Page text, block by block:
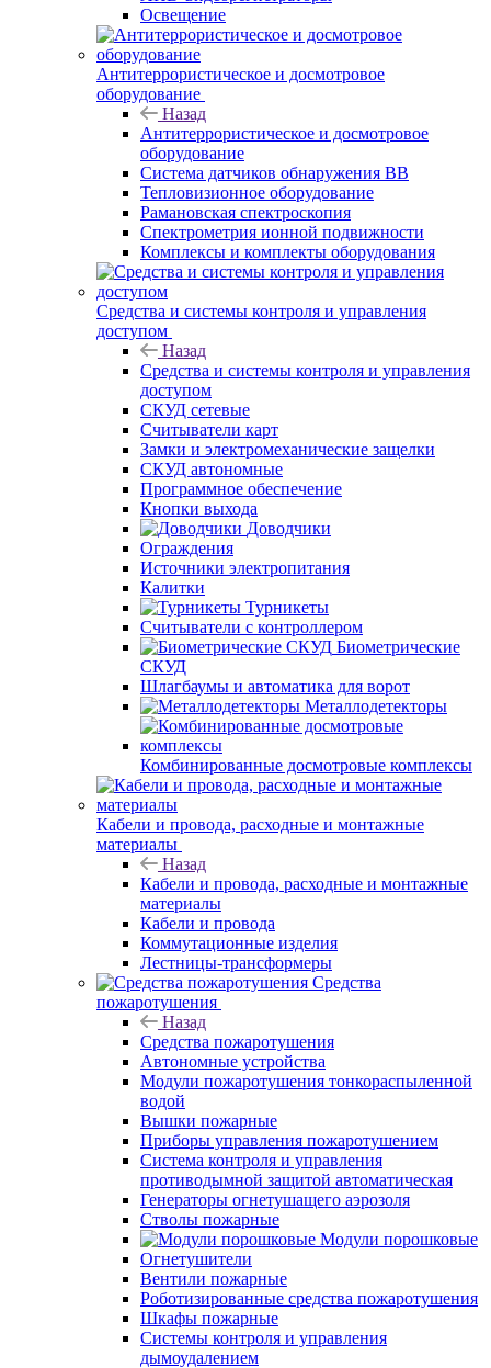
Освещение
Антитеррористическое и досмотровое
оборудование
Назад
Антитеррористическое и досмотровое
оборудование
Cистема датчиков обнаружения ВВ
Тепловизионное оборудование
Рамановская спектроскопия
Спектрометрия ионной подвижности
Комплексы и комплекты оборудования
Средства и системы контроля и управления
доступом
Назад
Средства и системы контроля и управления
доступом
СКУД сетевые
Считыватели карт
Замки и электромеханические защелки
СКУД автономные
Программное обеспечение
Кнопки выхода
Доводчики
Ограждения
Источники электропитания
Калитки
Турникеты
Считыватели с контроллером
Биометрические
СКУД
Шлагбаумы и автоматика для ворот
Металлодетекторы
Комбинированные досмотровые комплексы
Кабели и провода, расходные и монтажные
материалы
Назад
Кабели и провода, расходные и монтажные
материалы
Кабели и провода
Коммутационные изделия
Лестницы-трансформеры
Средства
пожаротушения
Назад
Средства пожаротушения
Автономные устройства
Модули пожаротушения тонкораспыленной
водой
Вышки пожарные
Приборы управления пожаротушением
Система контроля и управления
противодымной защитой автоматическая
Генераторы огнетушащего аэрозоля
Стволы пожарные
Модули порошковые
Огнетушители
Вентили пожарные
Роботизированные средства пожаротушения
Шкафы пожарные
Системы контроля и управления
дымоудалением